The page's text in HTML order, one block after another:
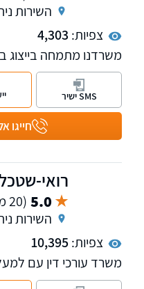
השירות
צפיות: 4,303
משרדנו מתמחה בייצוג
שירותים משפטיים
כולל ליווי וייעוץ שוטף
כוח מתמשך, צוואות.חייגו
SMS ישיר
רואי-
5.0 (20 ממליצים)
השירות
צפיות:10,395
בתחום המקרקעין נדל"ן